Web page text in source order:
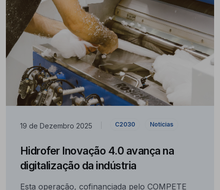
19 de Dezembro 2025 C2030 Notícias
Hidrofer Inovação 4.0 avança na
digitalização da indústria
Esta operação, cofinanciada pelo COMPETE